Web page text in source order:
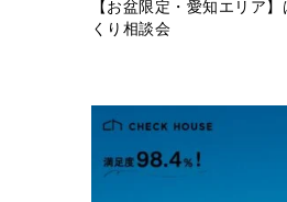
【お盆限定・愛知エリア
くり相談会